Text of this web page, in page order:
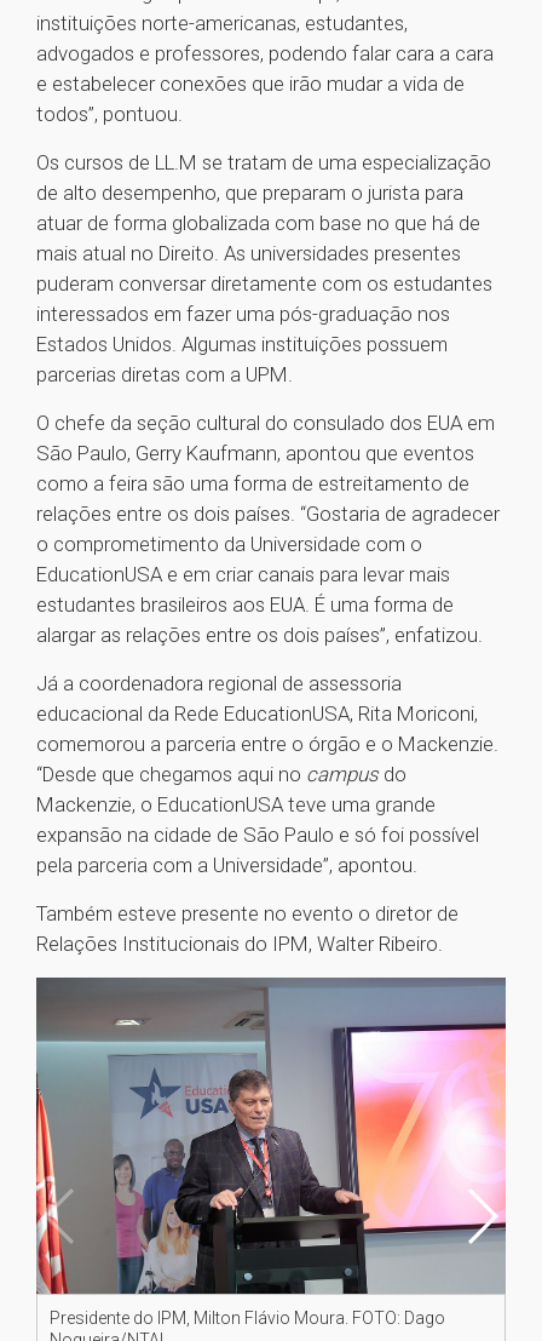
instituições norte-americanas, estudantes,
advogados e professores, podendo falar cara a cara
e estabelecer conexões que irão mudar a vida de
todos”, pontuou.
Os cursos de LL.M se tratam de uma especialização
de alto desempenho, que preparam o jurista para
atuar de forma globalizada com base no que há de
mais atual no Direito. As universidades presentes
puderam conversar diretamente com os estudantes
interessados em fazer uma pós-graduação nos
Estados Unidos. Algumas instituições possuem
parcerias diretas com a UPM.
O chefe da seção cultural do consulado dos EUA em
São Paulo, Gerry Kaufmann, apontou que eventos
como a feira são uma forma de estreitamento de
relações entre os dois países. “Gostaria de agradecer
o comprometimento da Universidade com o
EducationUSA e em criar canais para levar mais
estudantes brasileiros aos EUA. É uma forma de
alargar as relações entre os dois países”, enfatizou.
Já a coordenadora regional de assessoria
educacional da Rede EducationUSA, Rita Moriconi,
comemorou a parceria entre o órgão e o Mackenzie.
“Desde que chegamos aqui no campus do
Mackenzie, o EducationUSA teve uma grande
expansão na cidade de São Paulo e só foi possível
pela parceria com a Universidade”, apontou.
Também esteve presente no evento o diretor de
Relações Institucionais do IPM, Walter Ribeiro.
Presidente do IPM, Milton Flávio Moura. FOTO: Dago